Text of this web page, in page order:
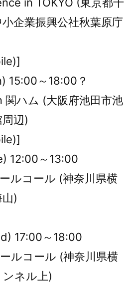
企業振興公社秋葉原庁
15:00～18:00？
関ハム (大阪府池田市池
辺)
12:00～13:00
ルコール (神奈川県横
)
17:00～18:00
ルコール (神奈川県横
ンネル上)